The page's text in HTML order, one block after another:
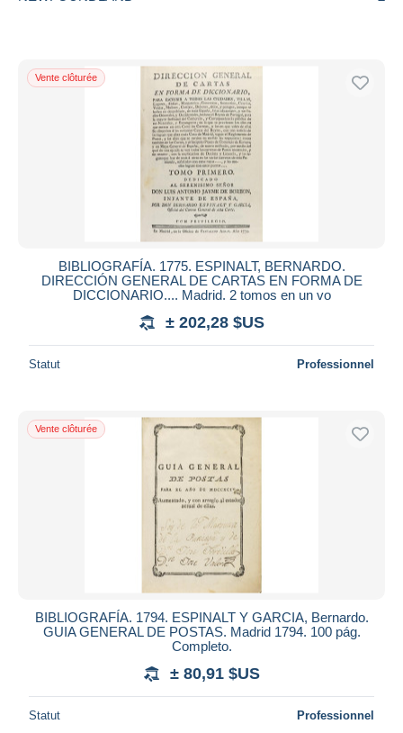
Vente clôturée
BIBLIOGRAFÍA. 1775. ESPINALT, BERNARDO.
DIRECCIÓN GENERAL DE CARTAS EN FORMA DE
DICCIONARIO.... Madrid. 2 tomos en un vo
± 202,28 $US
Statut Professionnel
Vente clôturée
BIBLIOGRAFÍA. 1794. ESPINALT Y GARCIA, Bernardo.
GUIA GENERAL DE POSTAS. Madrid 1794. 100 pág.
Completo.
± 80,91 $US
Statut Professionnel